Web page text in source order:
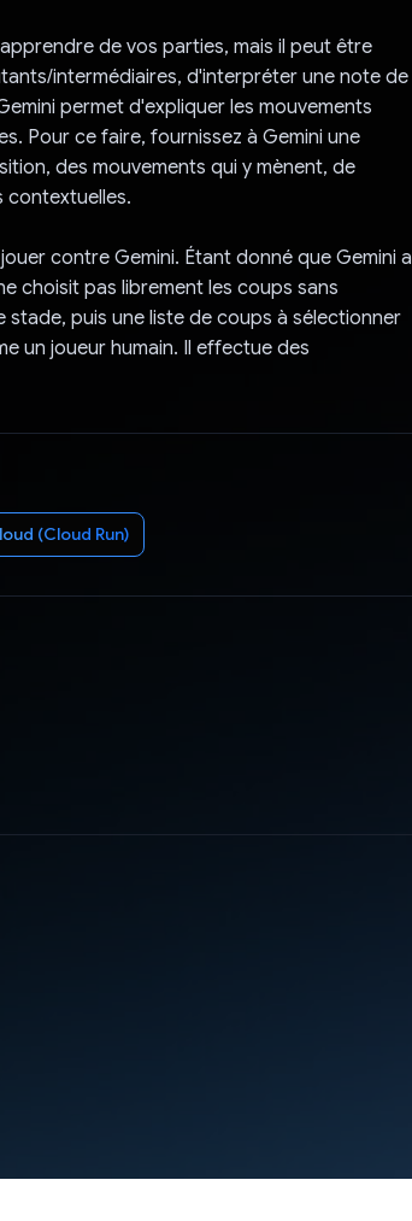
de vos parties, mais il peut être
intermédiaires, d'interpréter une note de
permet d'expliquer les mouvements
Pour ce faire, fournissez à Gemini une
des mouvements qui y mènent, de
contextuelles.
contre Gemini. Étant donné que Gemini a
choisit pas librement les coups sans
puis une liste de coups à sélectionner
un joueur humain. Il effectue des
(Cloud Run)